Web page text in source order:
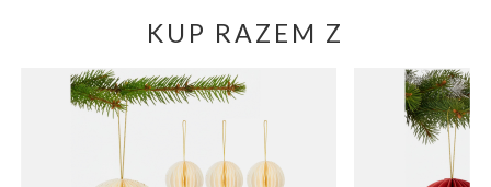
KUP RAZEM Z